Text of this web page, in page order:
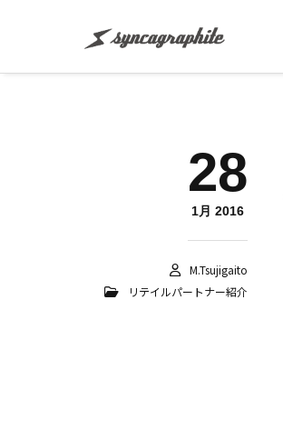
28
1月 2016
M.tsujigaito
リテイルパートナー紹介